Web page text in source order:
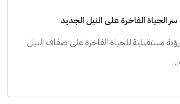
الحياة الفاخرة على النيل الجديد
مستقبلية للحياة الفاخرة على ضفاف النيل